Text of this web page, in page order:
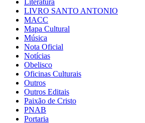
Literatura
LIVRO SANTO ANTONIO
MACC
Mapa Cultural
Música
Nota Oficial
Notícias
Obelisco
Oficinas Culturais
Outros
Outros Editais
Paixão de Cristo
PNAB
Portaria